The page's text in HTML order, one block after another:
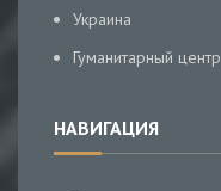
Украина
Гуманитарный центр
НАВИГАЦИЯ